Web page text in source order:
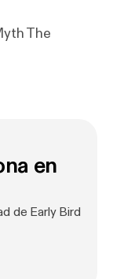
The
en
de Early Bird